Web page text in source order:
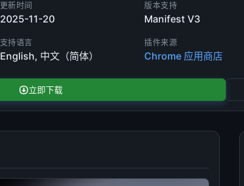
更新时间
2025-11-20
版本支持
Manifest V3
支持语言
English, 中文（简体）
插件来源
Chrome 应用商店
立即下载